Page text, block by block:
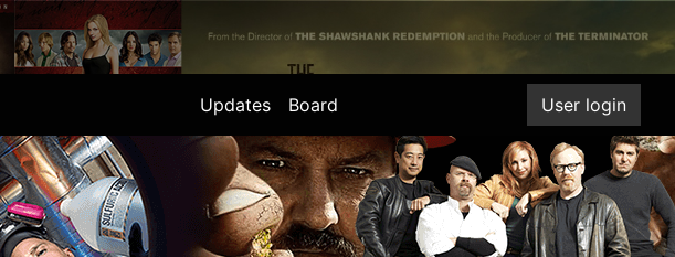
Updates Board User login